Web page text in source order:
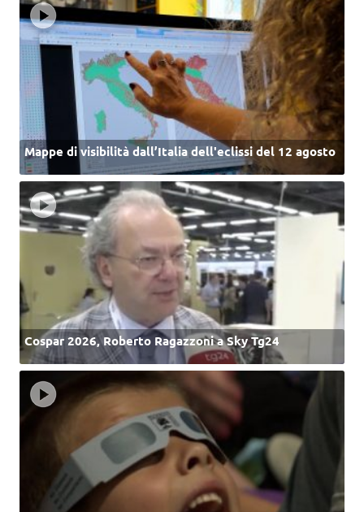
Mappe di visibilità dall’Italia dell'eclissi del 12 agosto
Cospar 2026, Roberto Ragazzoni a Sky Tg24